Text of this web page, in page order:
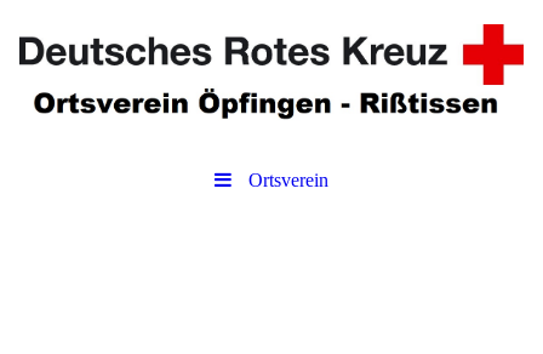
Ortsverein